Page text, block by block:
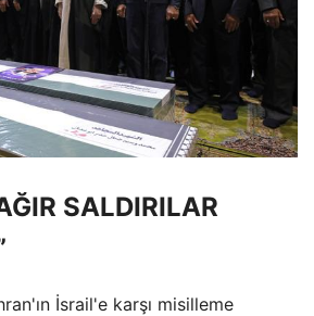
SALDIRILAR
İsrail'e karşı misilleme